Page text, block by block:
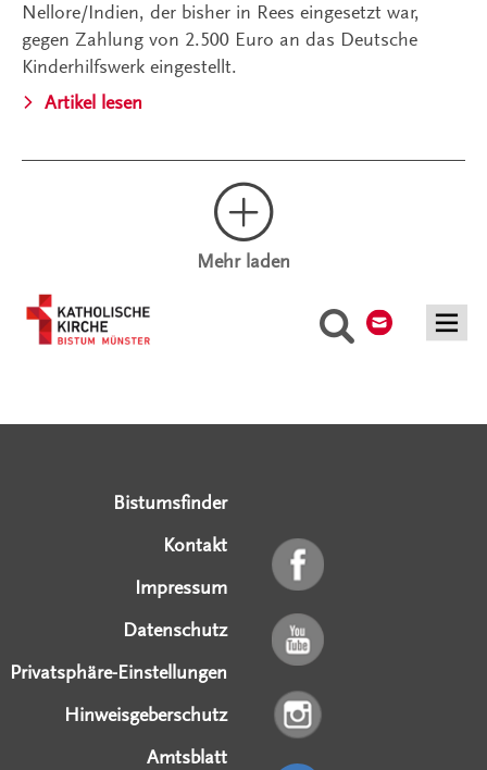
Suche
Nellore/Indien, der bisher in Rees eingesetzt war,
gegen Zahlung von 2.500 Euro an das Deutsche
Kinderhilfswerk eingestellt.
Artikel lesen
Mehr laden
Bistumsfinder
Kontakt
Impressum
Datenschutz
Privatsphäre-Einstellungen
Hinweisgeberschutz
Amtsblatt